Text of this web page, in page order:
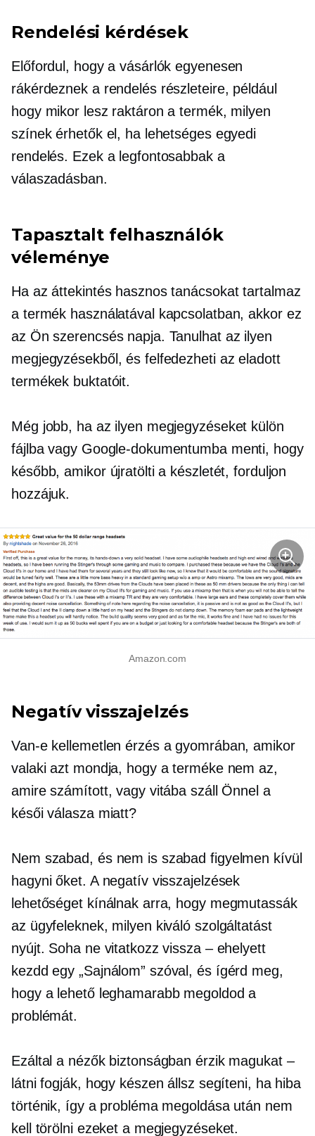
Rendelési kérdések
Előfordul, hogy a vásárlók egyenesen
rákérdeznek a rendelés részleteire, például
hogy mikor lesz raktáron a termék, milyen
színek érhetők el, ha lehetséges egyedi
rendelés. Ezek a legfontosabbak a
válaszadásban.
Tapasztalt felhasználók
véleménye
Ha az áttekintés hasznos tanácsokat tartalmaz
a termék használatával kapcsolatban, akkor ez
az Ön szerencsés napja. Tanulhat az ilyen
megjegyzésekből, és felfedezheti az eladott
termékek buktatóit.
Még jobb, ha az ilyen megjegyzéseket külön
fájlba vagy Google-dokumentumba menti, hogy
később, amikor újratölti a készletét, forduljon
hozzájuk.
Amazon.com
Negatív visszajelzés
Van-e kellemetlen érzés a gyomrában, amikor
valaki azt mondja, hogy a terméke nem az,
amire számított, vagy vitába száll Önnel a
késői válasza miatt?
Nem szabad, és nem is szabad figyelmen kívül
hagyni őket. A negatív visszajelzések
lehetőséget kínálnak arra, hogy megmutassák
az ügyfeleknek, milyen kiváló szolgáltatást
nyújt. Soha ne vitatkozz vissza – ehelyett
kezdd egy „Sajnálom” szóval, és ígérd meg,
hogy a lehető leghamarabb megoldod a
problémát.
Ezáltal a nézők biztonságban érzik magukat –
látni fogják, hogy készen állsz segíteni, ha hiba
történik, így a probléma megoldása után nem
kell törölni ezeket a megjegyzéseket.